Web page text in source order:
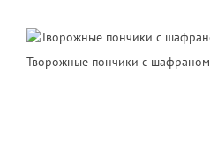
Творожные пончики с шафраном